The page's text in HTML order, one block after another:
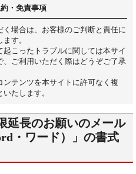
・免責事項
く場合は、お客様のご判断と責任に
す。
こったトラブルに関しては本サイ
、ご利用いただく際はどうぞご了承
ンテンツを本サイトに許可なく複
たします。
延長のお願いのメール
・ワード）」の書式